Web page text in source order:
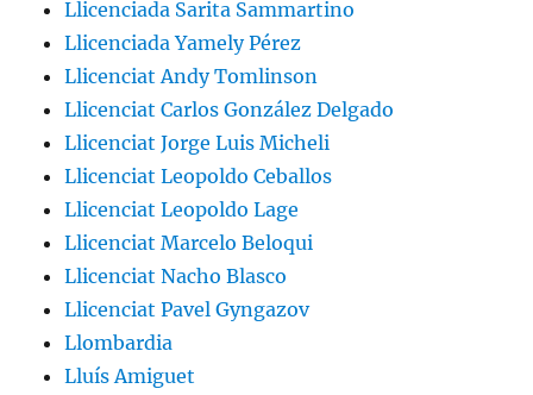
Llicenciada Sarita Sammartino
Llicenciada Yamely Pérez
Llicenciat Andy Tomlinson
Llicenciat Carlos González Delgado
Llicenciat Jorge Luis Micheli
Llicenciat Leopoldo Ceballos
Llicenciat Leopoldo Lage
Llicenciat Marcelo Beloqui
Llicenciat Nacho Blasco
Llicenciat Pavel Gyngazov
Llombardia
Lluís Amiguet